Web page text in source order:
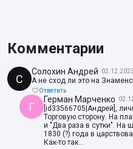
Комментарии
С
Солохин Андрей
А не сход ли это на
Ответить
Г
Герман Марченко
[id33566705|Андрей],
Торговую сторону. На
и "Два раза в сутки". На
1830 (?) года в
Как-то так...